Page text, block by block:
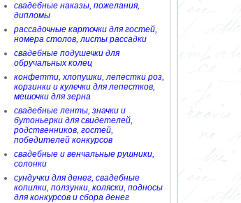
свадебные наказы, пожелания,
дипломы
рассадочные карточки для гостей,
номера столов, листы рассадки
свадебные подушечки для
обручальных колец
конфетти, хлопушки, лепестки роз,
корзинки и кулечки для лепестков,
мешочки для зерна
свадебные ленты, значки и
бутоньерки для свидетелей,
родственников, гостей,
победителей конкурсов
свадебные и венчальные рушники,
солонки
сундучки для денег, свадебные
копилки, ползунки, коляски, подносы
для конкурсов и сбора денег